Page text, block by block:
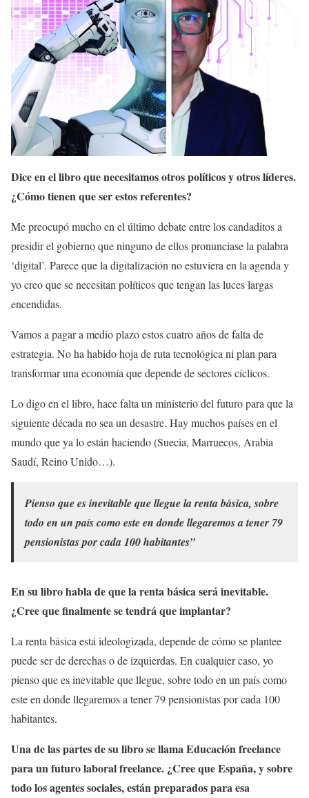
Dice en el libro que necesitamos otros políticos y otros líderes.
¿Cómo tienen que ser estos referentes?
Me preocupó mucho en el último debate entre los candaditos a
presidir el gobierno que ninguno de ellos pronunciase la palabra
‘digital’. Parece que la digitalización no estuviera en la agenda y
yo creo que se necesitan políticos que tengan las luces largas
encendidas.
Vamos a pagar a medio plazo estos cuatro años de falta de
estrategia. No ha habido hoja de ruta tecnológica ni plan para
transformar una economía que depende de sectores cíclicos.
Lo digo en el libro, hace falta un ministerio del futuro para que la
siguiente década no sea un desastre. Hay muchos países en el
mundo que ya lo están haciendo (Suecia, Marruecos, Arabia
Saudí, Reino Unido…).
Pienso que es inevitable que llegue la renta básica, sobre
todo en un país como este en donde llegaremos a tener 79
pensionistas por cada 100 habitantes”
En su libro habla de que la renta básica será inevitable.
¿Cree que finalmente se tendrá que implantar?
La renta básica está ideologizada, depende de cómo se plantee
puede ser de derechas o de izquierdas. En cualquier caso, yo
pienso que es inevitable que llegue, sobre todo en un país como
este en donde llegaremos a tener 79 pensionistas por cada 100
habitantes.
Una de las partes de su libro se llama Educación freelance
para un futuro laboral freelance. ¿Cree que España, y sobre
todo los agentes sociales, están preparados para esa